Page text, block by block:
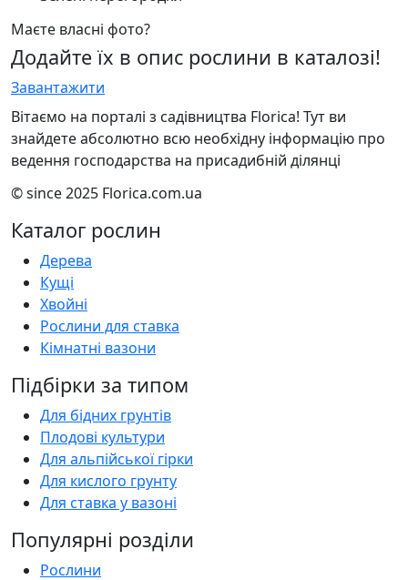
Маєте власні фото?
Додайте їх в опис рослини в каталозі!
Завантажити
Вітаємо на порталі з садівництва Florica! Тут ви
знайдете абсолютно всю необхідну інформацію про
ведення господарства на присадибній ділянці
© since 2025 Florica.com.ua
Каталог рослин
Дерева
Кущі
Хвойні
Рослини для ставка
Кімнатні вазони
Підбірки за типом
Для бідних грунтів
Плодові культури
Для альпійської гірки
Для кислого грунту
Для ставка у вазоні
Популярні розділи
Рослини